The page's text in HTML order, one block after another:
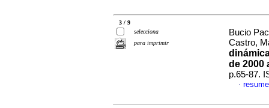
3 / 9
selecciona
para imprimir
Bucio
Castro,
de 2000
p.65-87.
·